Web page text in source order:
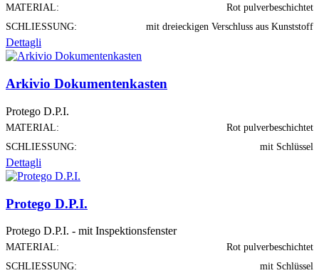
MATERIAL:
Rot pulverbeschichtet
SCHLIESSUNG:
mit dreieckigen Verschluss aus Kunststoff
Dettagli
Arkivio Dokumentenkasten
Protego D.P.I.
MATERIAL:
Rot pulverbeschichtet
SCHLIESSUNG:
mit Schlüssel
Dettagli
Protego D.P.I.
Protego D.P.I. - mit Inspektionsfenster
MATERIAL:
Rot pulverbeschichtet
SCHLIESSUNG:
mit Schlüssel